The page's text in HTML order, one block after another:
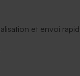
et envoi